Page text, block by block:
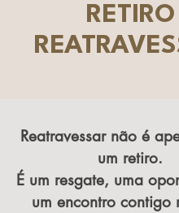
RETIRO
Reatravessar não é
um retiro.
É um resgate, uma
um encontro contigo